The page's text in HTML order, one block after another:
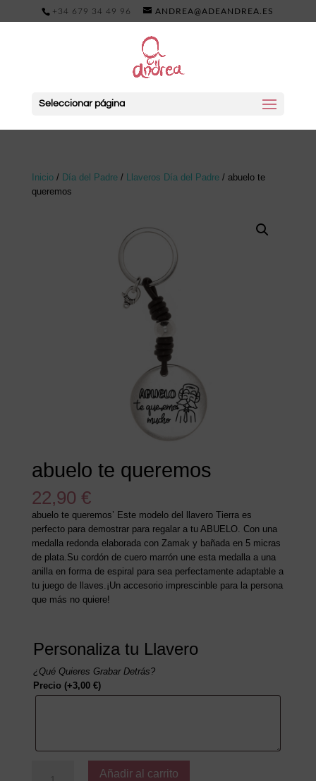
+34 679 34 49 96 ANDREA@ADEANDREA.ES
Seleccionar página
Inicio/ Día del Padre/ Llaveros Día del Padre/ abuelo te
queremos
abuelo te queremos
22,90 €
abuelo te queremos’ Este modelo del llavero Tierra es
perfecto para demostrar para regalar a tu ABUELO. Con una
medalla redonda elaborada con Zamak y bañada en 5 micras
de plata.Su cordón de cuero marrón une esta medalla a una
anilla en forma de espiral para sea perfectamente adaptable a
tu juego de llaves.¡Un accesorio imprescinble para la persona
que más no quiere!
Personaliza tu Llavero
¿Qué Quieres Grabar Detrás?
Precio (+3,00 €)
Añadir al carrito